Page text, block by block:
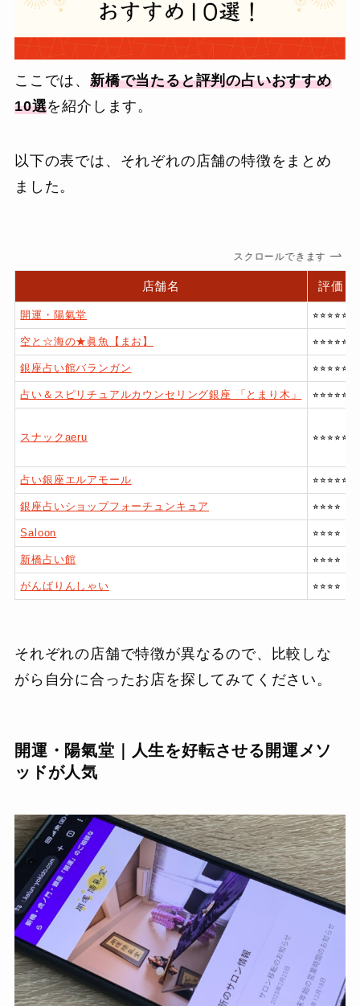
ここでは、 新橋で当たると評判の占いおすすめ
10選を紹介します。
以下の表では、それぞれの店舗の特徴をまとめ
ました。
スクロールできます
店舗名 評価
開運・陽氣堂 ⭐︎⭐︎⭐︎⭐︎⭐︎
空と☆海の★眞魚【まお】 ⭐︎⭐︎⭐︎⭐︎⭐︎
銀座占い館バランガン ⭐︎⭐︎⭐︎⭐︎⭐︎
占い＆スピリチュアルカウンセリング銀座 「とまり木」 ⭐︎⭐︎⭐︎⭐︎⭐︎
スナックaeru ⭐︎⭐︎⭐︎⭐︎⭐︎
占い銀座エルアモール ⭐︎⭐︎⭐︎⭐︎⭐︎
銀座占いショップフォーチュンキュア ⭐︎⭐︎⭐︎⭐︎
Saloon ⭐︎⭐︎⭐︎⭐︎
新橋占い館 ⭐︎⭐︎⭐︎⭐︎
がんばりんしゃい ⭐︎⭐︎⭐︎⭐︎
それぞれの店舗で特徴が異なるので、比較しな
がら自分に合ったお店を探してみてください。
開運・陽氣堂｜人生を好転させる開運メソ
ッドが人気